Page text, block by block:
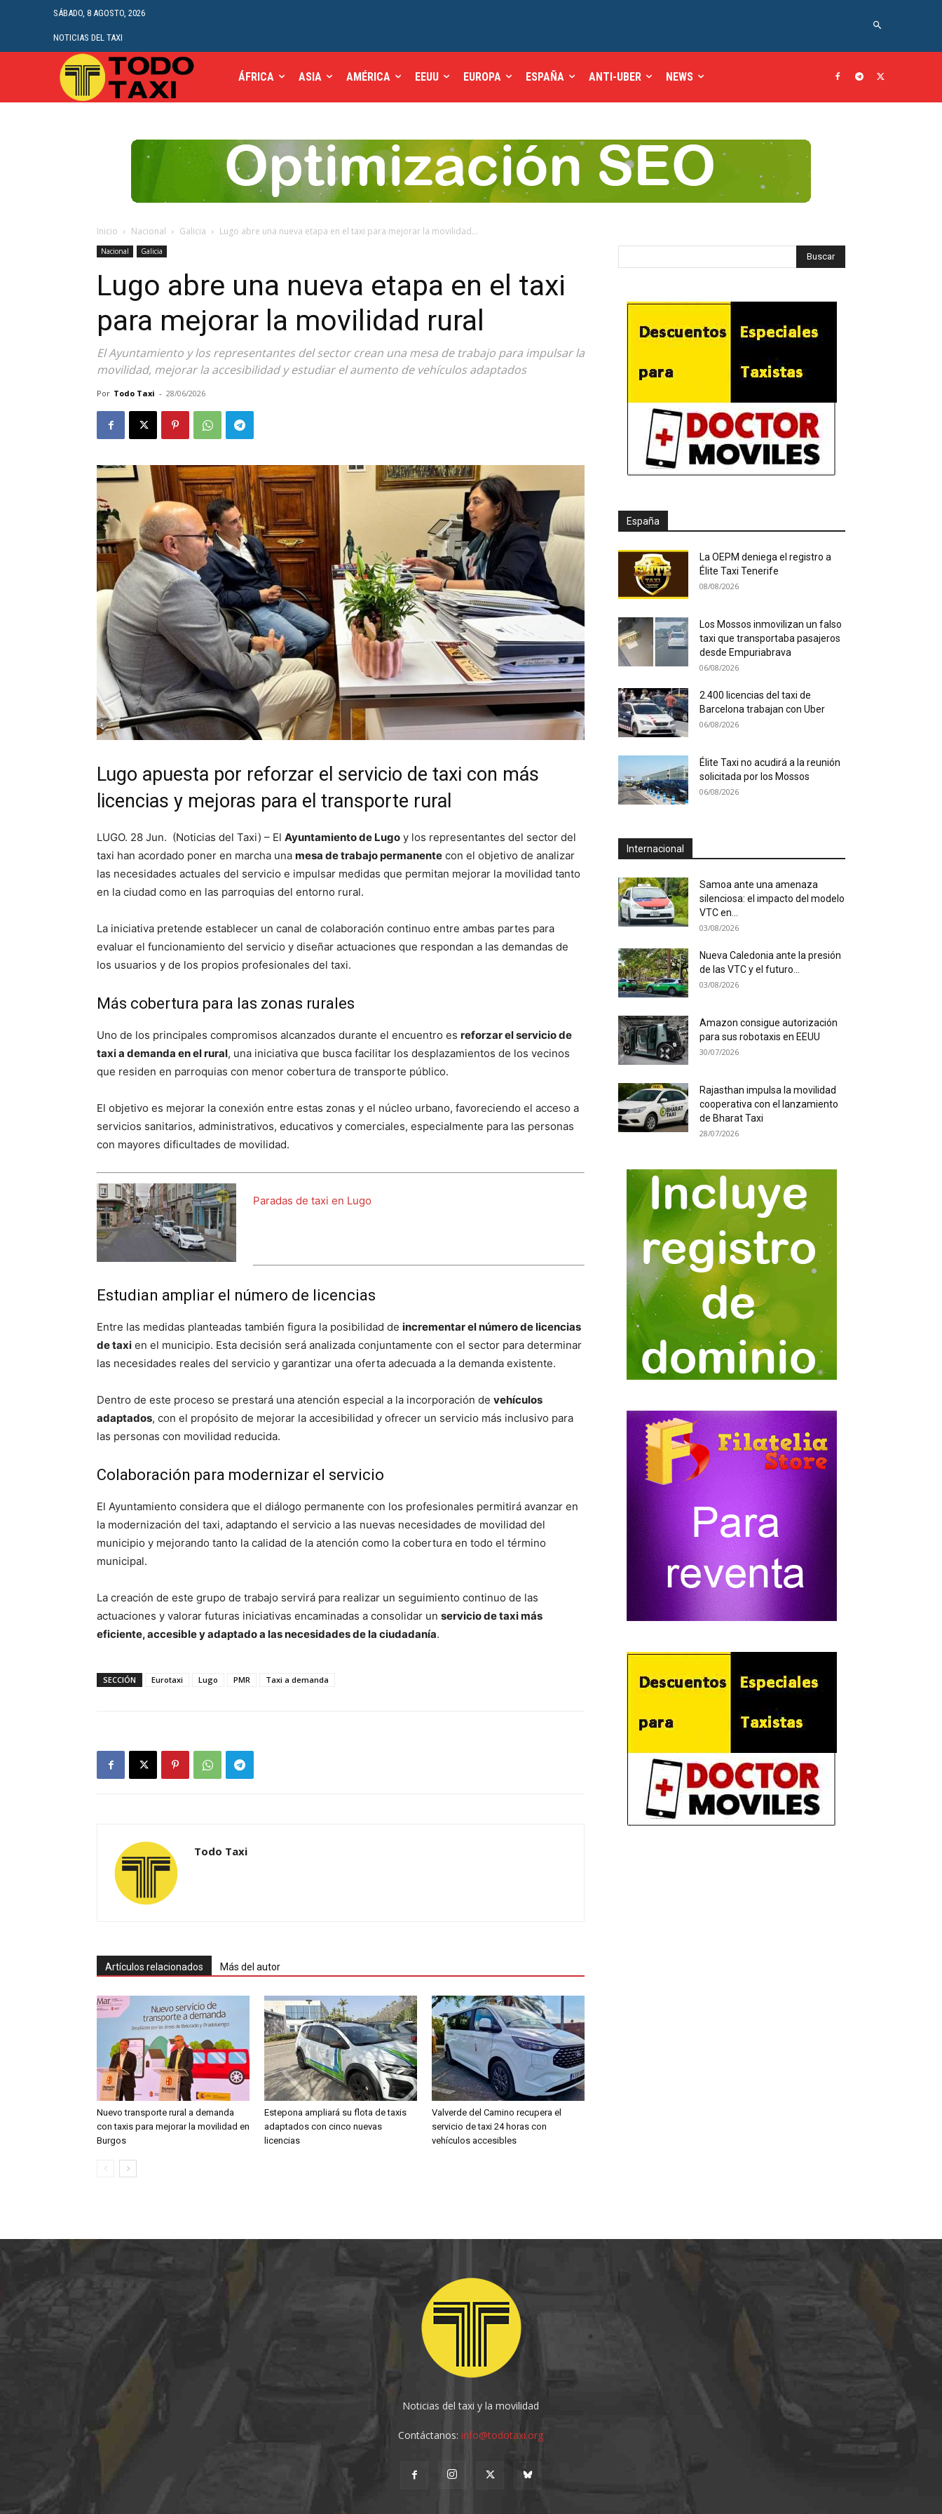
SÁBADO, 8 AGOSTO, 2026
NOTICIAS DEL TAXI
ÁFRICA ASIA AMÉRICA EEUU EUROPA ESPAÑA ANTI-UBER NEWS
Inicio Nacional Galicia Lugo abre una nueva etapa en el taxi para mejorar la movilidad...
Nacional Galicia
Lugo abre una nueva etapa en el taxi
para mejorar la movilidad rural
El Ayuntamiento y los representantes del sector crean una mesa de trabajo para impulsar la
movilidad, mejorar la accesibilidad y estudiar el aumento de vehículos adaptados
Por Todo Taxi - 28/06/2026
Lugo apuesta por reforzar el servicio de taxi con más
licencias y mejoras para el transporte rural
LUGO. 28 Jun. (Noticias del Taxi) – El Ayuntamiento de Lugo y los representantes del sector del
taxi han acordado poner en marcha una mesa de trabajo permanente con el objetivo de analizar
las necesidades actuales del servicio e impulsar medidas que permitan mejorar la movilidad tanto
en la ciudad como en las parroquias del entorno rural.
La iniciativa pretende establecer un canal de colaboración continuo entre ambas partes para
evaluar el funcionamiento del servicio y diseñar actuaciones que respondan a las demandas de
los usuarios y de los propios profesionales del taxi.
Más cobertura para las zonas rurales
Uno de los principales compromisos alcanzados durante el encuentro es reforzar el servicio de
taxi a demanda en el rural, una iniciativa que busca facilitar los desplazamientos de los vecinos
que residen en parroquias con menor cobertura de transporte público.
El objetivo es mejorar la conexión entre estas zonas y el núcleo urbano, favoreciendo el acceso a
servicios sanitarios, administrativos, educativos y comerciales, especialmente para las personas
con mayores dificultades de movilidad.
Paradas de taxi en Lugo
Estudian ampliar el número de licencias
Entre las medidas planteadas también figura la posibilidad de incrementar el número de licencias
de taxi en el municipio. Esta decisión será analizada conjuntamente con el sector para determinar
las necesidades reales del servicio y garantizar una oferta adecuada a la demanda existente.
Dentro de este proceso se prestará una atención especial a la incorporación de vehículos
adaptados, con el propósito de mejorar la accesibilidad y ofrecer un servicio más inclusivo para
las personas con movilidad reducida.
Colaboración para modernizar el servicio
El Ayuntamiento considera que el diálogo permanente con los profesionales permitirá avanzar en
la modernización del taxi, adaptando el servicio a las nuevas necesidades de movilidad del
municipio y mejorando tanto la calidad de la atención como la cobertura en todo el término
municipal.
La creación de este grupo de trabajo servirá para realizar un seguimiento continuo de las
actuaciones y valorar futuras iniciativas encaminadas a consolidar un servicio de taxi más
eficiente, accesible y adaptado a las necesidades de la ciudadanía.
SECCIÓN Eurotaxi Lugo PMR Taxi a demanda
Todo Taxi
Artículos relacionados Más del autor
Nuevo transporte rural a demanda
con taxis para mejorar la movilidad en
Burgos
Estepona ampliará su flota de taxis
adaptados con cinco nuevas
licencias
Valverde del Camino recupera el
servicio de taxi 24 horas con
vehículos accesibles
España
La OEPM deniega el registro a
Élite Taxi Tenerife
08/08/2026
Los Mossos inmovilizan un falso
taxi que transportaba pasajeros
desde Empuriabrava
06/08/2026
2.400 licencias del taxi de
Barcelona trabajan con Uber
06/08/2026
Élite Taxi no acudirá a la reunión
solicitada por los Mossos
06/08/2026
Internacional
Samoa ante una amenaza
silenciosa: el impacto del modelo
VTC en...
03/08/2026
Nueva Caledonia ante la presión
de las VTC y el futuro...
03/08/2026
Amazon consigue autorización
para sus robotaxis en EEUU
30/07/2026
Rajasthan impulsa la movilidad
cooperativa con el lanzamiento
de Bharat Taxi
28/07/2026
Noticias del taxi y la movilidad
Contáctanos:info@todotaxi.org